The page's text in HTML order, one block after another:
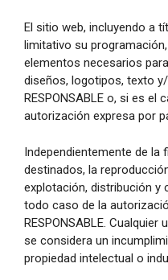
El sitio web, incluyendo a
limitativo su
elementos necesarios
diseños, logotipos, texto
RESPONSABLE o, si es el
autorización expresa por
Independientemente de la
destinados, la
explotación, distribución y
todo caso de la
RESPONSABLE.
se considera un
propiedad intelectual o